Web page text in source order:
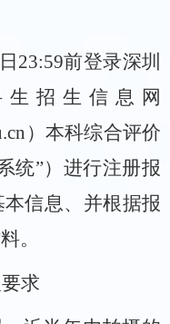
日 23:59前登录深圳
招生信息网
） 本科综合评价
统”）进行注册报
信息、并根据报
。
求